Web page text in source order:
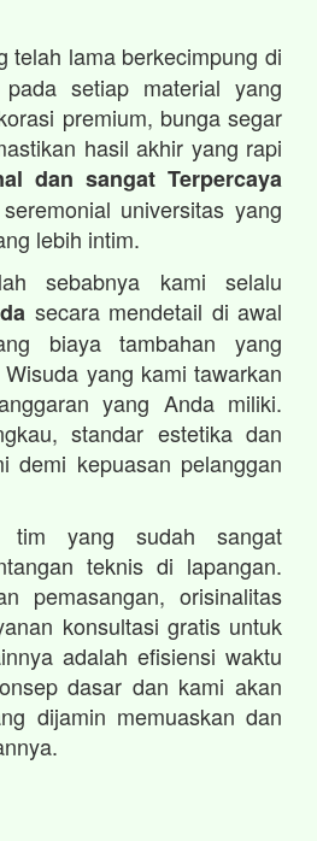
telah lama berkecimpung di
setiap material yang
premium, bunga segar
hasil akhir yang rapi
dan sangat Terpercaya
universitas yang
lebih intim.
sebabnya kami selalu
secara mendetail di awal
biaya tambahan yang
yang kami tawarkan
yang Anda miliki.
standar estetika dan
demi kepuasan pelanggan
tim yang sudah sangat
teknis di lapangan.
pemasangan, orisinalitas
konsultasi gratis untuk
adalah efisiensi waktu
dasar dan kami akan
dijamin memuaskan dan